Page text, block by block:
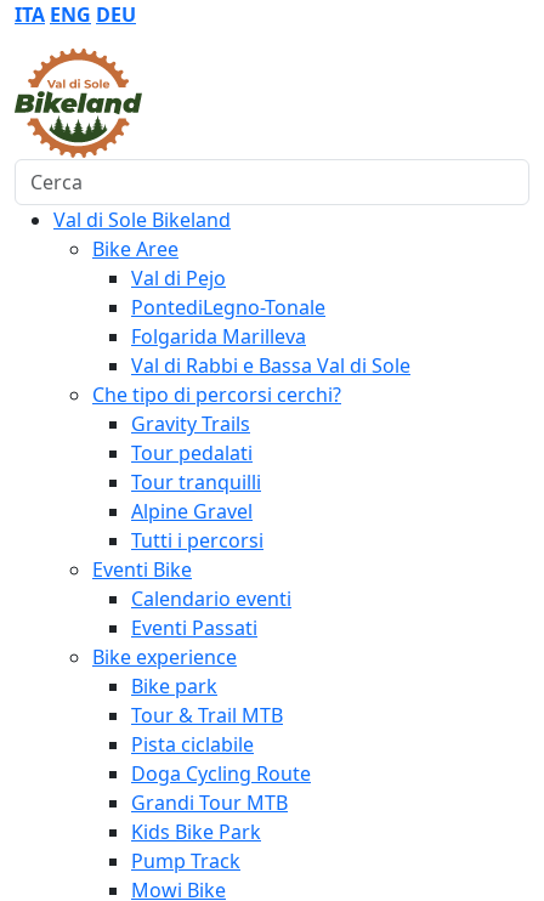
ITA ENG DEU
Cerca
Val di Sole Bikeland
Bike Aree
Val di Pejo
PontediLegno-Tonale
Folgarida Marilleva
Val di Rabbi e Bassa Val di Sole
Che tipo di percorsi cerchi?
Gravity Trails
Tour pedalati
Tour tranquilli
Alpine Gravel
Tutti i percorsi
Eventi Bike
Calendario eventi
Eventi Passati
Bike experience
Bike park
Tour & Trail MTB
Pista ciclabile
Doga Cycling Route
Grandi Tour MTB
Kids Bike Park
Pump Track
Mowi Bike